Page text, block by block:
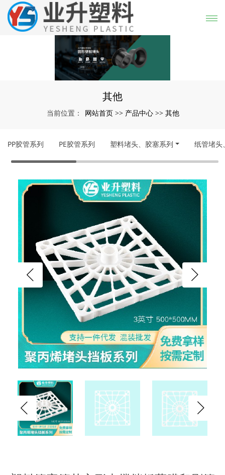
其他
当前位置： 网站首页 >> 产品中心 >> 其他
PP胶管系列 PE胶管系列 塑料堵头、胶塞系列 纸管堵头